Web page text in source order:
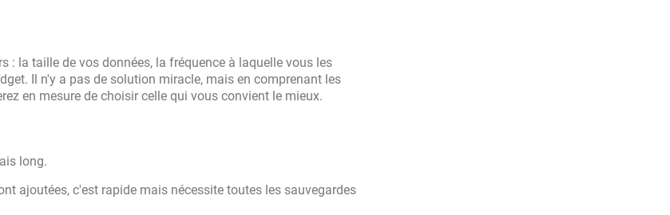
: la taille de vos données, la fréquence à laquelle vous les
Il n'y a pas de solution miracle, mais en comprenant les
en mesure de choisir celle qui vous convient le mieux.
long.
ajoutées, c'est rapide mais nécessite toutes les sauvegardes